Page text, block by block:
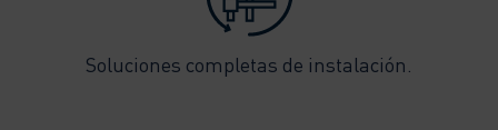
Soluciones completas de instalación.